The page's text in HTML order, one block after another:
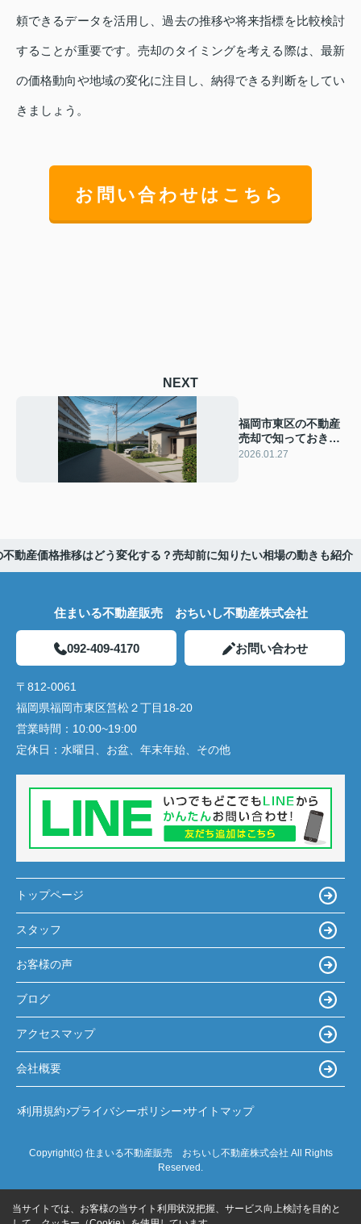
頼できるデータを活用し、過去の推移や将来指標を比較検討
することが重要です。売却のタイミングを考える際は、最新
の価格動向や地域の変化に注目し、納得できる判断をしてい
きましょう。
お問い合わせはこちら
NEXT
福岡市東区の不動産
売却で知っておきた
い税対策！費用や税
2026.01.27
動産価格推移はどう変化する？売却前に知りたい相場の動きも紹介
住まいる不動産販売 おちいし不動産株式会社
092-409-4170 お問い合わせ
〒812-0061
福岡県福岡市東区筥松２丁目18-20
営業時間： 10:00~19:00
定休日： 水曜日、お盆、年末年始、その他
トップページ
スタッフ
お客様の声
ブログ
アクセスマップ
会社概要
利用規約 プライバシーポリシー サイトマップ
Copyright(c) 住まいる不動産販売 おちいし不動産株式会社 All Rights
Reserved.
当サイトでは、お客様の当サイト利用状況把握、サービス向上検討を目的と